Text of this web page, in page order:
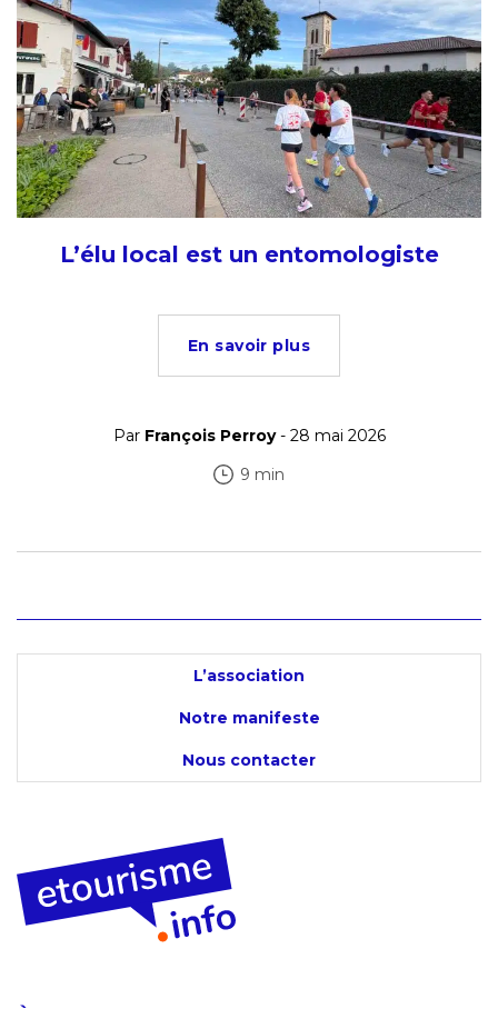
L’élu local est un entomologiste
En savoir plus
Par François Perroy- 28 mai 2026
9 min
L’association
Notre manifeste
Nous contacter